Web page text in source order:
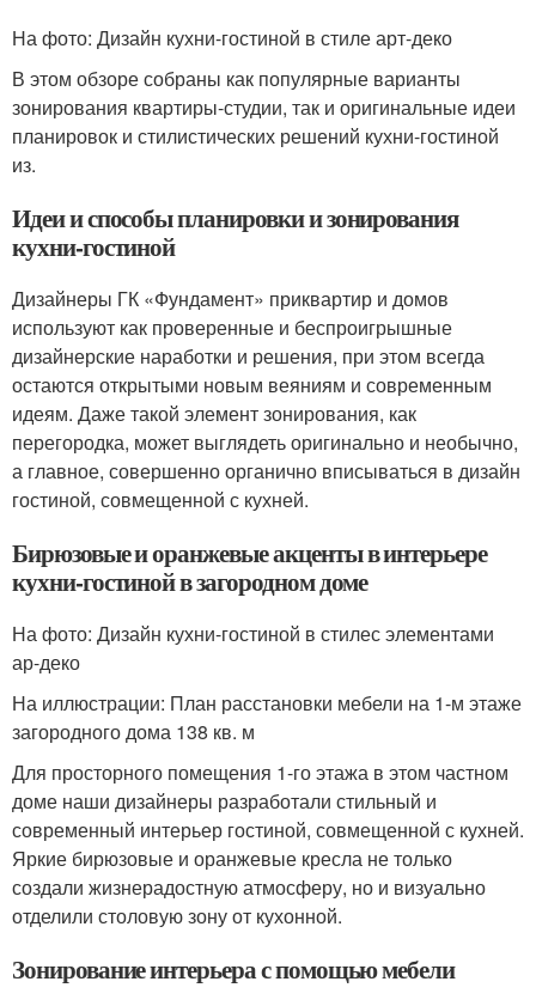
На фото: Дизайн кухни-гостиной в стиле арт-деко
В этом обзоре собраны как популярные варианты
зонирования квартиры-студии, так и оригинальные идеи
планировок и стилистических решений кухни-гостиной
из.
Идеи и способы планировки и зонирования
кухни-гостиной
Дизайнеры ГК «Фундамент» приквартир и домов
используют как проверенные и беспроигрышные
дизайнерские наработки и решения, при этом всегда
остаются открытыми новым веяниям и современным
идеям. Даже такой элемент зонирования, как
перегородка, может выглядеть оригинально и необычно,
а главное, совершенно органично вписываться в дизайн
гостиной, совмещенной с кухней.
Бирюзовые и оранжевые акценты в интерьере
кухни-гостиной в загородном доме
На фото: Дизайн кухни-гостиной в стилес элементами
ар-деко
На иллюстрации: План расстановки мебели на 1-м этаже
загородного дома 138 кв. м
Для просторного помещения 1-го этажа в этом частном
доме наши дизайнеры разработали стильный и
современный интерьер гостиной, совмещенной с кухней.
Яркие бирюзовые и оранжевые кресла не только
создали жизнерадостную атмосферу, но и визуально
отделили столовую зону от кухонной.
Зонирование интерьера с помощью мебели